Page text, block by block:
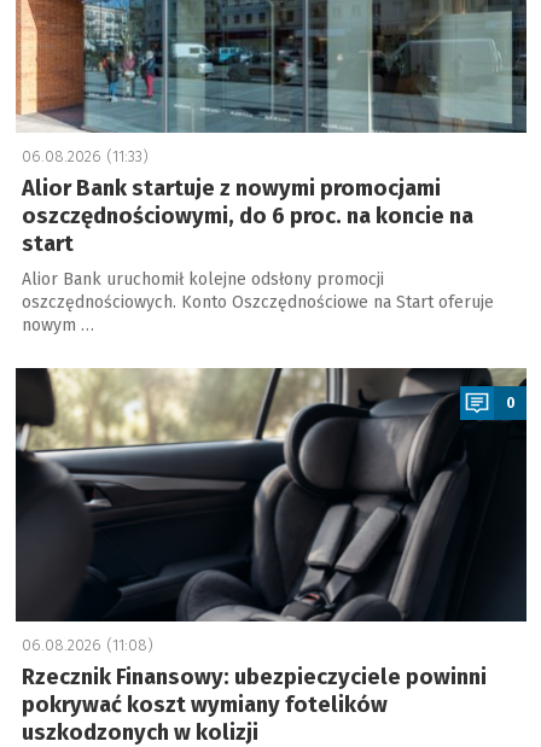
06.08.2026 (11:33)
Alior Bank startuje z nowymi promocjami
oszczędnościowymi, do 6 proc. na koncie na
start
Alior Bank uruchomił kolejne odsłony promocji
oszczędnościowych. Konto Oszczędnościowe na Start oferuje
nowym …
a
0
06.08.2026 (11:08)
Rzecznik Finansowy: ubezpieczyciele powinni
pokrywać koszt wymiany fotelików
uszkodzonych w kolizji